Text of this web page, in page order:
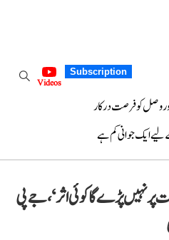
Subscription
Videos
وصل کو فرصت درکار
ایک جوانی کم ہے
پر نہیں پڑے گا کوئی اثر‘، جے پی